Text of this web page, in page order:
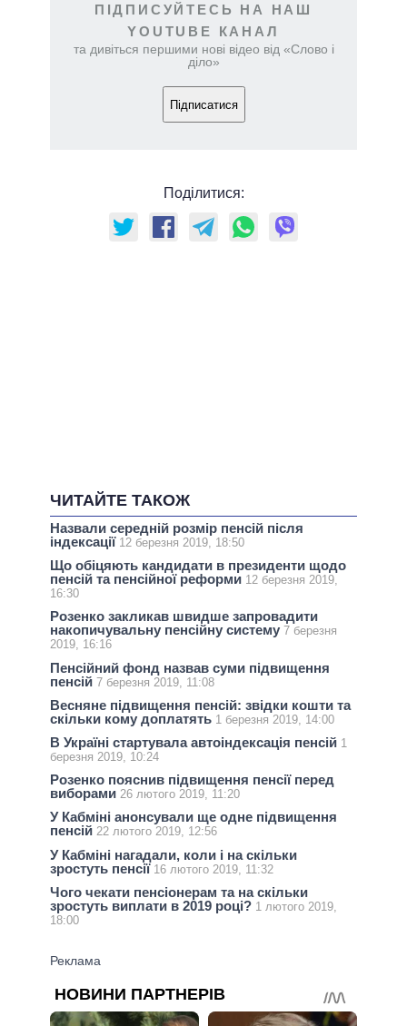
ПІДПИСУЙТЕСЬ НА НАШ
YOUTUBE КАНАЛ
та дивіться першими нові відео від «Слово і
діло»
Підписатися
Поділитися:
ЧИТАЙТЕ ТАКОЖ
Назвали середній розмір пенсій після
індексації 12 березня 2019, 18:50
Що обіцяють кандидати в президенти щодо
пенсій та пенсійної реформи 12 березня 2019,
16:30
Розенко закликав швидше запровадити
накопичувальну пенсійну систему 7 березня
2019, 16:16
Пенсійний фонд назвав суми підвищення
пенсій 7 березня 2019, 11:08
Весняне підвищення пенсій: звідки кошти та
скільки кому доплатять 1 березня 2019, 14:00
В Україні стартувала автоіндексація пенсій 1
березня 2019, 10:24
Розенко пояснив підвищення пенсії перед
виборами 26 лютого 2019, 11:20
У Кабміні анонсували ще одне підвищення
пенсій 22 лютого 2019, 12:56
У Кабміні нагадали, коли і на скільки
зростуть пенсії 16 лютого 2019, 11:32
Чого чекати пенсіонерам та на скільки
зростуть виплати в 2019 році? 1 лютого 2019,
18:00